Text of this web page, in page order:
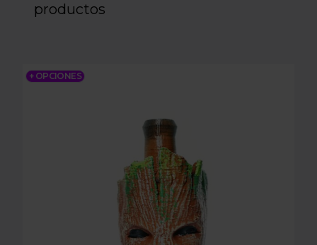
productos
+ OPCIONES
J2D GROOT